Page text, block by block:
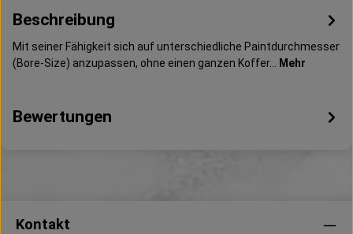
Beschreibung
Mit seiner Fähigkeit sich auf unterschiedliche Paintdurchmesser
(Bore-Size) anzupassen, ohne einen ganzen Koffer…
Mehr
Bewertungen
Kontakt